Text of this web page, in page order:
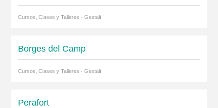
Cursos, Clases y Talleres · Gestalt
Borges del Camp
Cursos, Clases y Talleres · Gestalt
Perafort